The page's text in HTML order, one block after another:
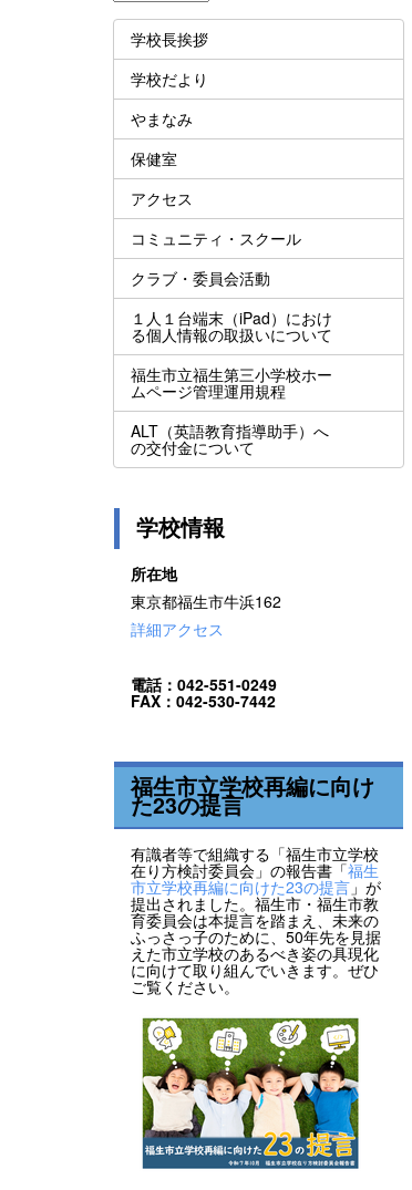
学校長挨拶
学校だより
やまなみ
保健室
アクセス
コミュニティ・スクール
クラブ・委員会活動
１人１台端末（iPad）におけ
る個人情報の取扱いについて
福生市立福生第三小学校ホー
ムページ管理運用規程
ALT（英語教育指導助手）へ
の交付金について
学校情報
所在地
東京都福生市牛浜162
詳細アクセス
電話：042-551-0249
FAX：042-530-7442
福生市立学校再編に向け
た23の提言
有識者等で組織する「福生市立学校
在り方検討委員会」の報告書「福生
市立学校再編に向けた23の提言」が
提出されました。福生市・福生市教
育委員会は本提言を踏まえ、未来の
ふっさっ子のために、50年先を見据
えた市立学校のあるべき姿の具現化
に向けて取り組んでいきます。ぜひ
ご覧ください。